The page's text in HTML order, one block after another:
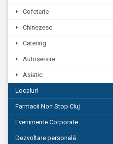
Cofetarie
Chinezesc
Catering
Autoservire
Asiatic
Localuri
Farmacii Non Stop Cluj
Evenimente Corporate
Dezvoltare personală